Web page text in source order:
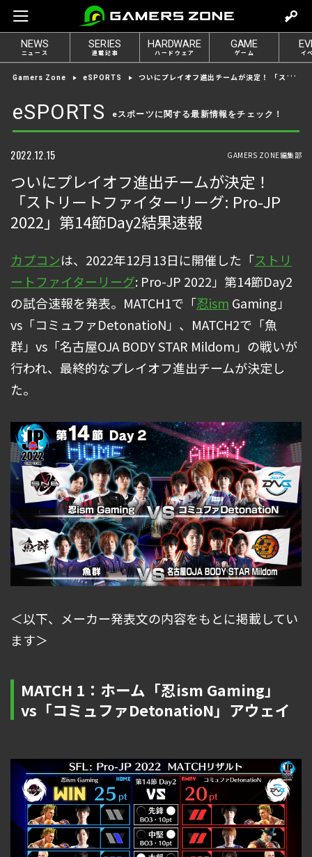
e
t
l
o
g
NEWS
ニュース
SERIES
連載記事
HARDWARE
ハードウェア
GAME
ゲーム イ
Gamers Zone eSPORTS ついにプレイオフ進出チームが決定！ 「ストリートファイターリーグ: Pro-JP 2022」第14節Day2結果速報
eSPORTS eスポーツに関する最新情報をチェック！
2022.12.15 GAMERS ZONE編集部
ついにプレイオフ進出チームが決定！
「ストリートファイターリーグ: Pro-JP
2022」第14節Day2結果速報
カプコンは、2022年12月13日に開催した「ストリ
ートファイターリーグ: Pro-JP 2022」第14節Day2
の試合速報を発表。MATCH1で「忍ism Gaming」
vs「コミュファDetonatioN」、MATCH2で「魚
群」vs「名古屋OJA BODY STAR Mildom」の戦いが
行われ、最終的なプレイオフ進出チームが決定し
た。
＜以下、メーカー発表文の内容をもとに掲載してい
ます＞
MATCH 1：ホーム「忍ism Gaming」
vs「コミュファDetonatioN」アウェイ